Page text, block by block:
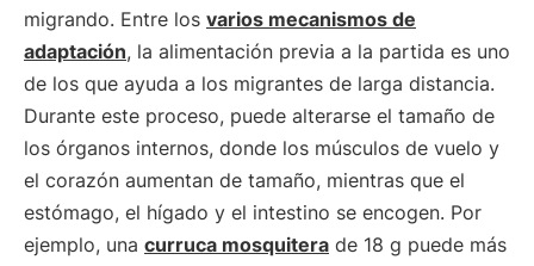
migrando. Entre los varios mecanismos de
adaptación, la alimentación previa a la partida es uno
de los que ayuda a los migrantes de larga distancia.
Durante este proceso, puede alterarse el tamaño de
los órganos internos, donde los músculos de vuelo y
el corazón aumentan de tamaño, mientras que el
estómago, el hígado y el intestino se encogen. Por
ejemplo, una curruca mosquitera de 18 g puede más